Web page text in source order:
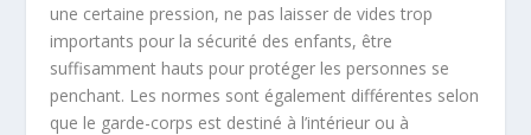
une certaine pression, ne pas laisser de vides trop
importants pour la sécurité des enfants, être
suffisamment hauts pour protéger les personnes se
penchant. Les normes sont également différentes selon
que le garde-corps est destiné à l’intérieur ou à